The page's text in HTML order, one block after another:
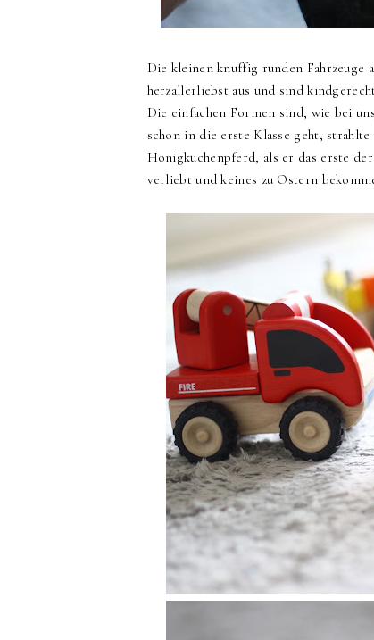
Die kleinen knuffig runden Fahrzeuge
herzallerliebst aus und sind
Die einfachen Formen sind, wie bei
schon in die erste Klasse geht,
Honigkuchenpferd, als er das erste
verliebt und keines zu Ostern